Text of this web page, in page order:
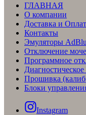
ГЛАВНАЯ
О компании
Доставка и
Контакты
Эмуляторы
Отключение
Программное
Прошивка
Блоки
Instagram